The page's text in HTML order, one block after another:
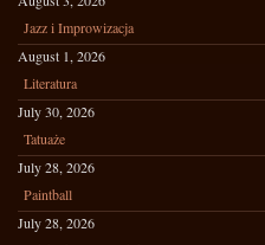
Jazz i Improwizacja
August 1, 2026
Literatura
July 30, 2026
Tatuaże
July 28, 2026
Paintball
July 28, 2026